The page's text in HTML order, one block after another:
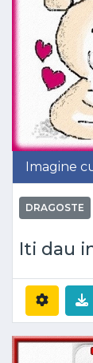
Imagine
DRAGOSTE
Iti dau